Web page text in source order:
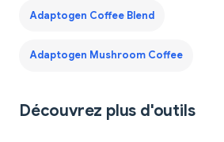
Adaptogen Coffee Blend
Adaptogen Mushroom Coffee
Découvrez plus d'outils